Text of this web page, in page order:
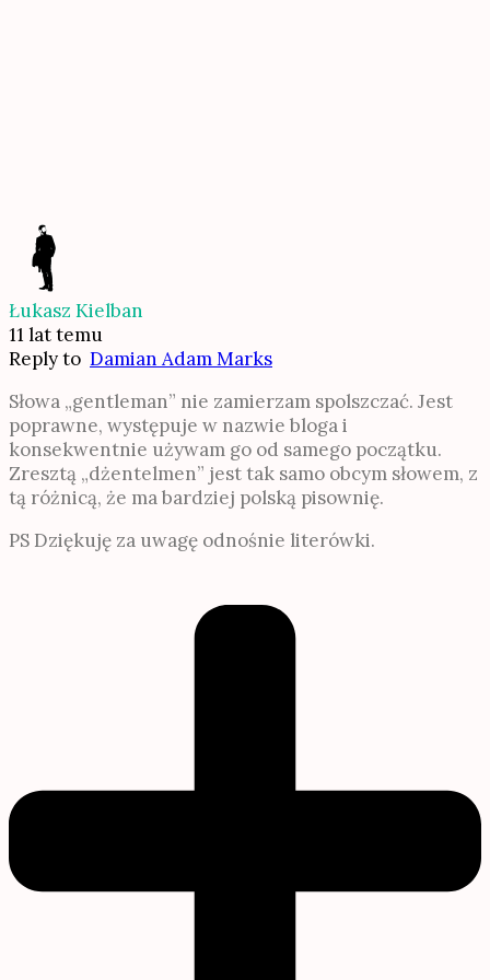
Łukasz Kielban
11 lat temu
Reply to Damian Adam Marks
Słowa „gentleman” nie zamierzam spolszczać. Jest
poprawne, występuje w nazwie bloga i
konsekwentnie używam go od samego początku.
Zresztą „dżentelmen” jest tak samo obcym słowem, z
tą różnicą, że ma bardziej polską pisownię.
PS Dziękuję za uwagę odnośnie literówki.